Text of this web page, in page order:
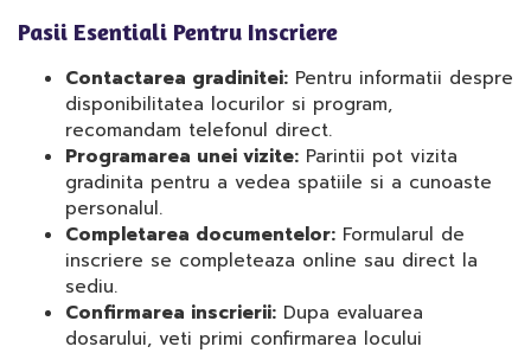
Pasii Esentiali Pentru Inscriere
Contactarea gradinitei: Pentru informatii despre
disponibilitatea locurilor si program,
recomandam telefonul direct.
Programarea unei vizite: Parintii pot vizita
gradinita pentru a vedea spatiile si a cunoaste
personalul.
Completarea documentelor: Formularul de
inscriere se completeaza online sau direct la
sediu.
Confirmarea inscrierii: Dupa evaluarea
dosarului, veti primi confirmarea locului